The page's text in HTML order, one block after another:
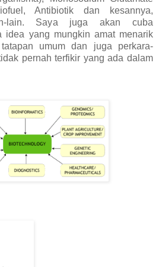
Antibiotik dan kesannya,
lain. Saya juga akan cuba
idea yang mungkin amat menarik
umum dan juga perkara-
pernah terfikir yang ada dalam